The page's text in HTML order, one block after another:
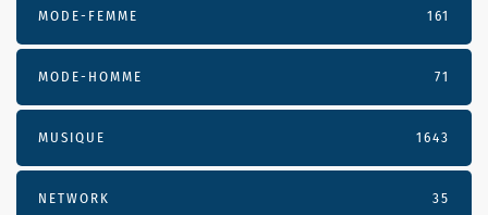
MODE-FEMME 161
MODE-HOMME 71
MUSIQUE 1643
NETWORK 35